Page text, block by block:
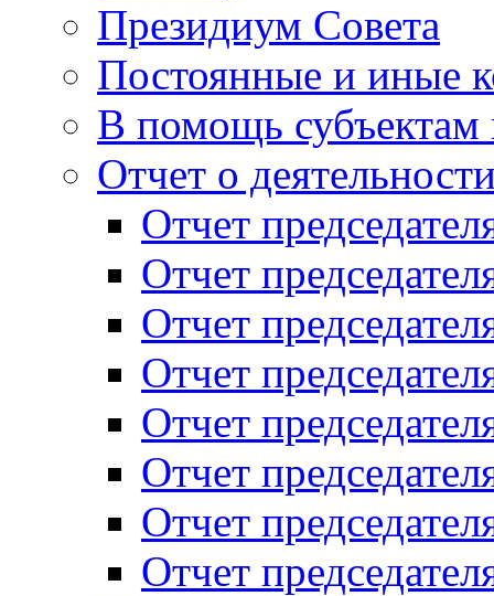
Президиум Совета
Постоянные и иные
В помощь субъектам
Отчет о
Отчет
Отчет
Отчет
Отчет
Отчет
Отчет
Отчет
Отчет